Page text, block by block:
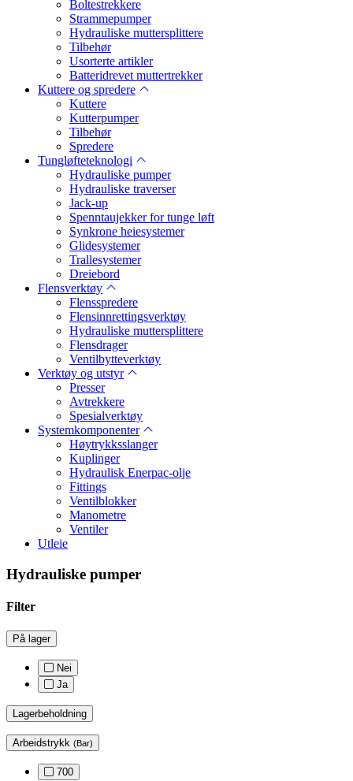
Boltestrekkere
Strammepumper
Hydrauliske muttersplittere
Tilbehør
Usorterte artikler
Batteridrevet muttertrekker
Kuttere og spredere
Kuttere
Kutterpumper
Tilbehør
Spredere
Tungløfteteknologi
Hydrauliske pumper
Hydrauliske traverser
Jack-up
Spenntaujekker for tunge løft
Synkrone heiesystemer
Glidesystemer
Trallesystemer
Dreiebord
Flensverktøy
Flensspredere
Flensinnrettingsverktøy
Hydrauliske muttersplittere
Flensdrager
Ventilbytteverktøy
Verktøy og utstyr
Presser
Avtrekkere
Spesialverktøy
Systemkomponenter
Høytrykksslanger
Kuplinger
Hydraulisk Enerpac-olje
Fittings
Ventilblokker
Manometre
Ventiler
Utleie
Hydrauliske pumper
Filter
På lager
Nei
Ja
Lagerbeholdning
Arbeidstrykk (Bar)
700